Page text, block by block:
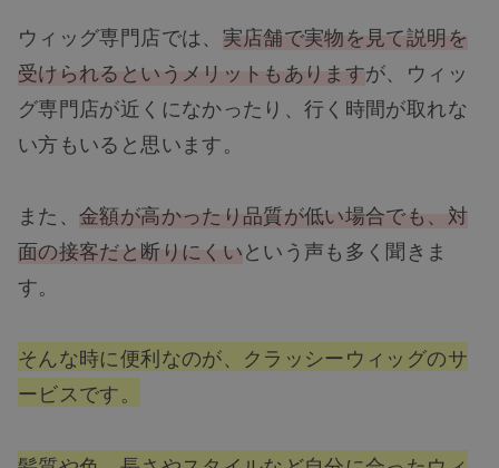
ウィッグ専門店では、 実店舗で実物を見て説明を
受けられるというメリットもありますが、ウィッ
グ専門店が近くになかったり、行く時間が取れな
い方もいると思います。
また、金額が高かったり品質が低い場合でも、対
面の接客だと断りにくいという声も多く聞きま
す。
そんな時に便利なのが、クラッシーウィッグのサ
ービスです。